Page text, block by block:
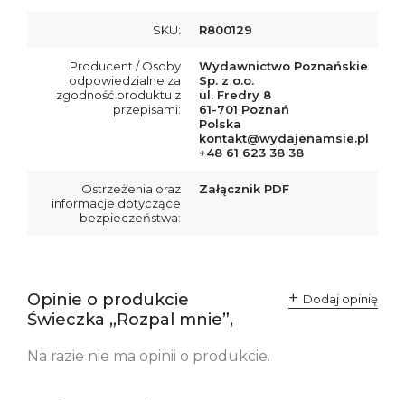
SKU: R800129
Producent / Osoby
odpowiedzialne za
zgodność produktu z
przepisami:
Wydawnictwo Poznańskie
Sp. z o.o.
ul. Fredry 8
61-701 Poznań
Polska
kontakt@wydajenamsie.pl
+48 61 623 38 38
Ostrzeżenia oraz
informacje dotyczące
bezpieczeństwa:
Załącznik PDF
Opinie o produkcie
Świeczka „Rozpal mnie”,
Dodaj opinię
Na razie nie ma opinii o produkcie.